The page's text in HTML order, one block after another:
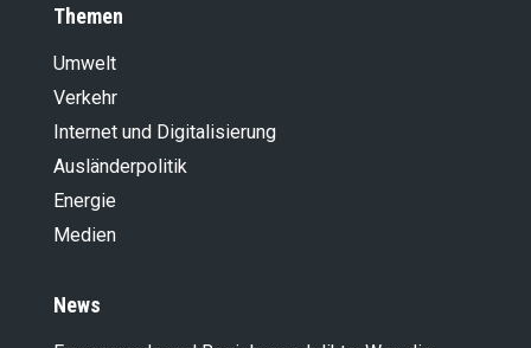
Themen
Umwelt
Verkehr
Internet und Digitalisierung
Ausländer­politik
Energie
Medien
News